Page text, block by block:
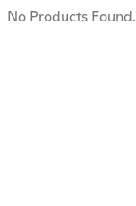
No Products Found.